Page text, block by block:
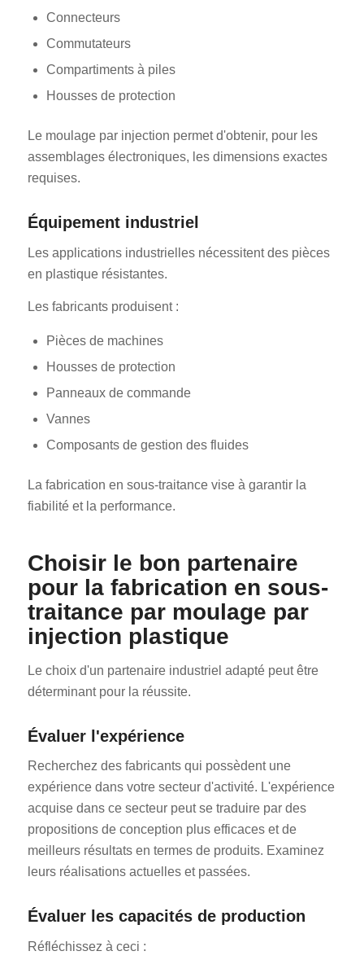
Connecteurs
Commutateurs
Compartiments à piles
Housses de protection
Le moulage par injection permet d'obtenir, pour les
assemblages électroniques, les dimensions exactes
requises.
Équipement industriel
Les applications industrielles nécessitent des pièces
en plastique résistantes.
Les fabricants produisent :
Pièces de machines
Housses de protection
Panneaux de commande
Vannes
Composants de gestion des fluides
La fabrication en sous-traitance vise à garantir la
fiabilité et la performance.
Choisir le bon partenaire
pour la fabrication en sous-
traitance par moulage par
injection plastique
Le choix d'un partenaire industriel adapté peut être
déterminant pour la réussite.
Évaluer l'expérience
Recherchez des fabricants qui possèdent une
expérience dans votre secteur d'activité. L'expérience
acquise dans ce secteur peut se traduire par des
propositions de conception plus efficaces et de
meilleurs résultats en termes de produits. Examinez
leurs réalisations actuelles et passées.
Évaluer les capacités de production
Réfléchissez à ceci :